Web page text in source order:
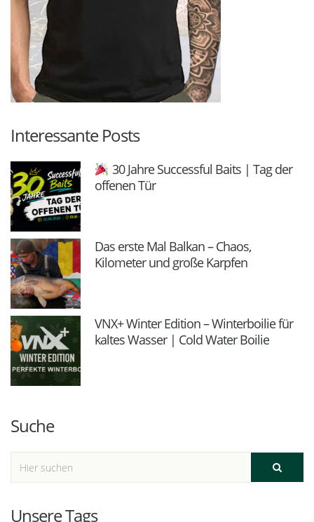
Interessante Posts
30 Jahre Successful Baits | Tag der
offenen Tür
Das erste Mal Balkan – Chaos,
Kilometer und große Karpfen
VNX+ Winter Edition – Winterboilie für
kaltes Wasser | Cold Water Boilie
Suche
Unsere Tags